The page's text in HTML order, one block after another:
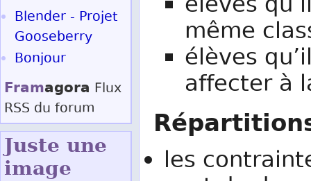
même
élèves
affecter à
les
Blender - Projet
Gooseberry
Bonjour
Framagora Flux
RSS du forum
Juste une
image